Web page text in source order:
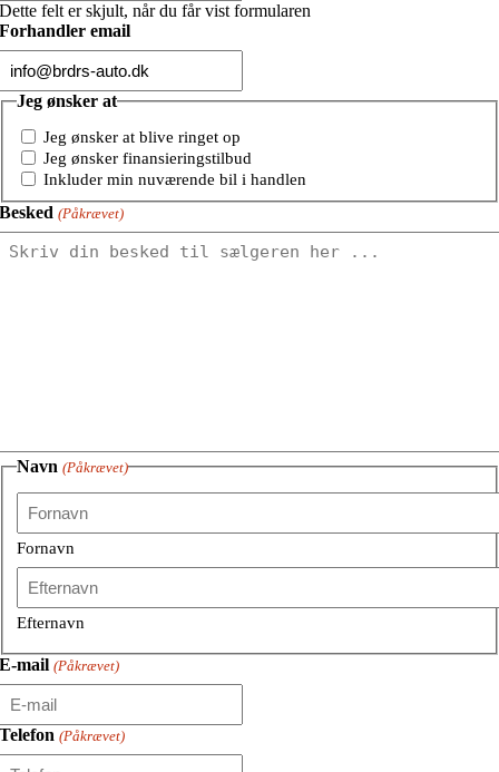
Dette felt er skjult, når du får vist formularen
Forhandler email
Jeg ønsker at
Jeg ønsker at blive ringet op
Jeg ønsker finansieringstilbud
Inkluder min nuværende bil i handlen
Besked (Påkrævet)
Navn (Påkrævet)
Fornavn
Efternavn
E-mail (Påkrævet)
Telefon (Påkrævet)